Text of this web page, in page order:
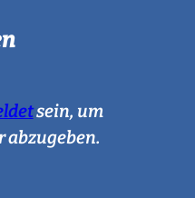
sein, um
abzugeben.